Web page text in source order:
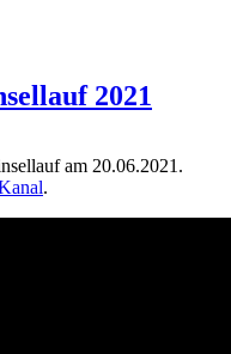
2021
am 20.06.2021.
.